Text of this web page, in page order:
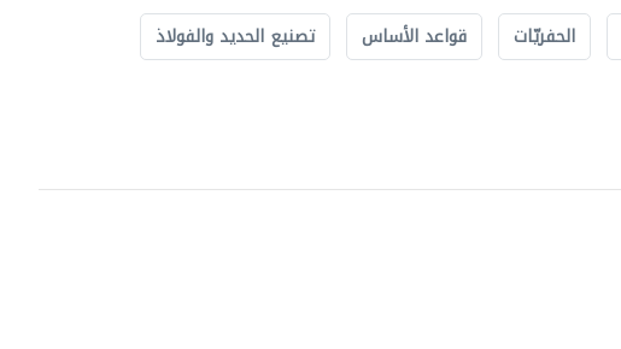
الحفريّات قواعد الأساس
تصنيع الحديد والفولاذ